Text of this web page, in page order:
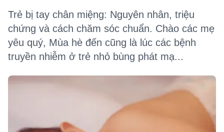
Trẻ bị tay chân miệng: Nguyên nhân, triệu
chứng và cách chăm sóc chuẩn. Chào các mẹ
yêu quý, Mùa hè đến cũng là lúc các bệnh
truyền nhiễm ở trẻ nhỏ bùng phát mạ...